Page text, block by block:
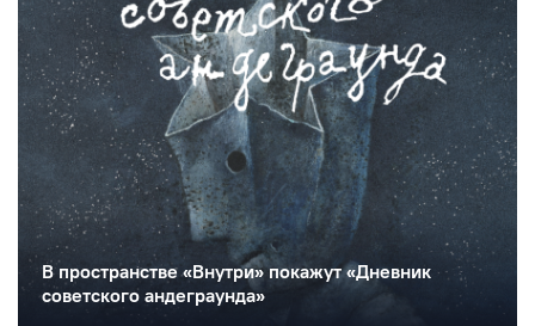
В пространстве «Внутри» покажут «Дневник
советского андеграунда»